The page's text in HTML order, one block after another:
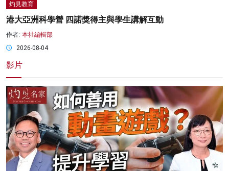
灼見教育
港大亞洲科學營 四諾獎得主與學生講解互動
作者: 本社編輯部
2026-08-04
影片